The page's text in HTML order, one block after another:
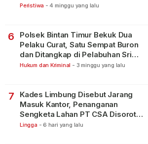
Peristiwa - 4 minggu yang lalu
6
Polsek Bintan Timur Bekuk Dua
Pelaku Curat, Satu Sempat Buron
dan Ditangkap di Pelabuhan Sri
Bintan Pura
Hukum dan Kriminal - 3 minggu yang lalu
7
Kades Limbung Disebut Jarang
Masuk Kantor, Penanganan
Sengketa Lahan PT CSA Disorot
Warga
Lingga - 6 hari yang lalu